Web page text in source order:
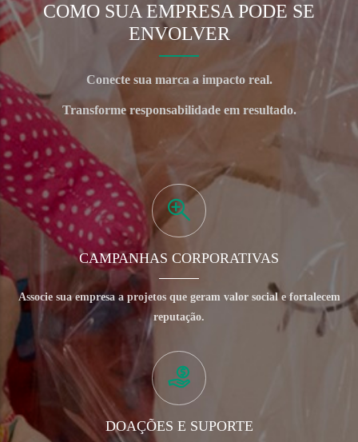
COMO SUA EMPRESA PODE SE
ENVOLVER
Conecte sua marca a impacto real.
Transforme responsabilidade em resultado.
CAMPANHAS CORPORATIVAS
Associe sua empresa a projetos que geram valor social e fortalecem
reputação.
DOAÇÕES E SUPORTE